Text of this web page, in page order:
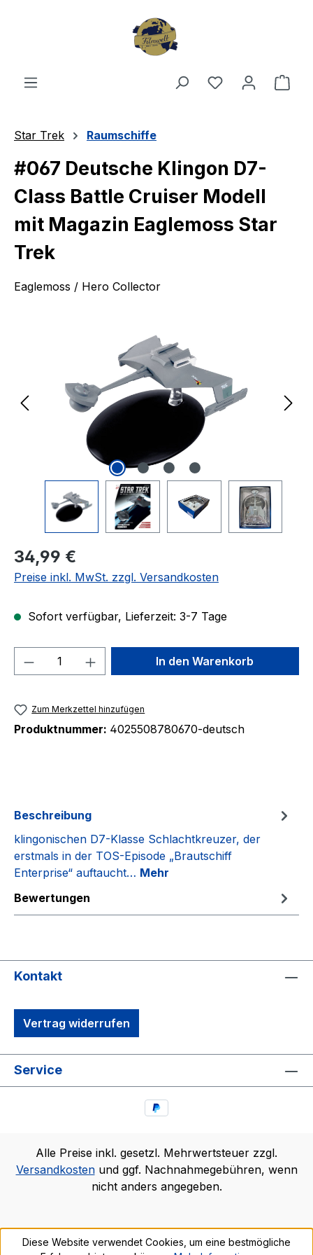
Du hast 0
Star Trek Raumschiffe
#067 Deutsche Klingon D7-
Class Battle Cruiser Modell
mit Magazin Eaglemoss Star
Trek
Eaglemoss / Hero Collector
Regulärer Preis:
34,99 €
Preise inkl. MwSt. zzgl. Versandkosten
Sofort verfügbar, Lieferzeit: 3-7 Tage
Produkt Anzahl: Gib denIn den Warenkorb
Zum Merkzettel hinzufügen
Produktnummer: 4025508780670-deutsch
Beschreibung
klingonischen D7-Klasse Schlachtkreuzer, der
erstmals in der TOS-Episode „Brautschiff
Enterprise“ auftaucht… Mehr
Bewertungen
Kontakt
Vertrag widerrufen
Service
Alle Preise inkl. gesetzl. Mehrwertsteuer zzgl.
Versandkostenund ggf. Nachnahmegebühren, wenn
nicht anders angegeben.
Diese Website verwendet Cookies, um eine bestmögliche